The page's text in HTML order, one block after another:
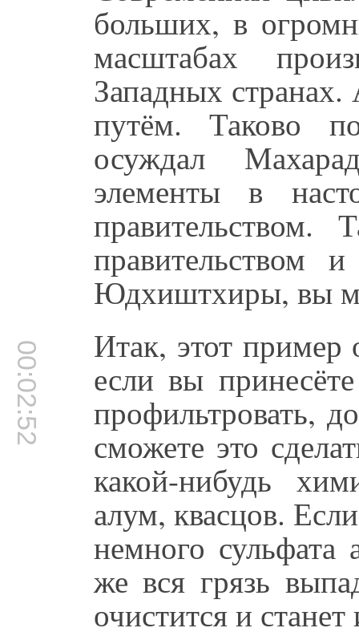
больших, в
масштабах
Западных
путём. Таково
осуждал
элементы в
правительством.
правительством
Юдхиштхиры, вы
00:02:52 Итак, этот пример
если вы
профильтровать,
сможете это
какой-нибудь
алум, квасцов.
немного сульфата
же вся грязь
очистится и